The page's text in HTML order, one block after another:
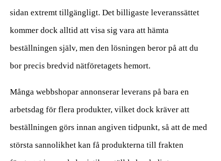
sidan extremt tillgängligt. Det billigaste leveranssättet
kommer dock alltid att visa sig vara att hämta
beställningen själv, men den lösningen beror på att du
bor precis bredvid nätföretagets hemort.
Många webbshopar annonserar leverans på bara en
arbetsdag för flera produkter, vilket dock kräver att
beställningen görs innan angiven tidpunkt, så att de med
största sannolikhet kan få produkterna till frakten